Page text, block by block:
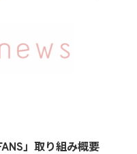
」取り組み概要